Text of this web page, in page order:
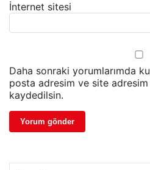
İnternet sitesi
Daha sonraki yorumlarımda
posta adresim ve site adresim
kaydedilsin.